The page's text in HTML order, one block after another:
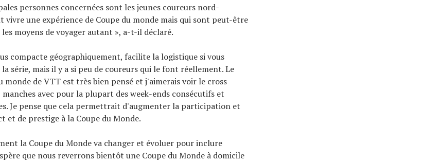
personnes concernées sont les jeunes coureurs nord-
vivre une expérience de Coupe du monde mais qui sont peut-être
moyens de voyager autant », a-t-il déclaré.
compacte géographiquement, facilite la logistique si vous
série, mais il y a si peu de coureurs qui le font réellement. Le
monde de VTT est très bien pensé et j'aimerais voir le cross
manches avec pour la plupart des week-ends consécutifs et
Je pense que cela permettrait d'augmenter la participation et
et de prestige à la Coupe du Monde.
la Coupe du Monde va changer et évoluer pour inclure
que nous reverrons bientôt une Coupe du Monde à domicile